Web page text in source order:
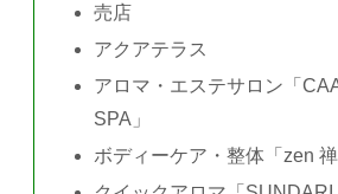
売店
アクアテラス
アロマ・エステサロン「
SPA」
ボディーケア・整体「zen 禅